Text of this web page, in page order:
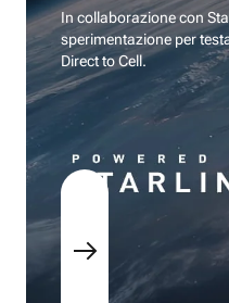
In collaborazione con
sperimentazione per
Direct to Cell.